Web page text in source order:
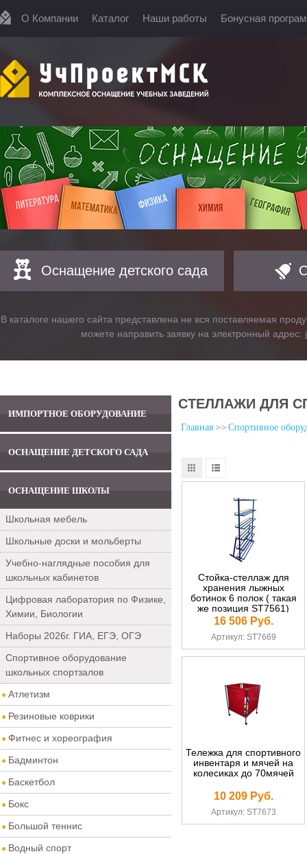
О Компании Каталог Наши работы Бонусная
Оснащение детского сада
В каталоге нашего сайта представлена не вся поставляемая
можете направить заявку на электронный адрес:
ИМПОРТНОЕ ОБОРУДОВАНИЕ
ОСНАЩЕНИЕ ДЕТСКОГО САДА
ОСНАЩЕНИЕ ШКОЛЫ
Школьная мебель
Школьные доски и мольберты
Учебно-наглядные пособия для
школьных кабинетов
Цифровая лаборатория по Физике,
Химии, Биологии
Наборы 2026г. ГИА, ЕГЭ, ОГЭ
Спортивное оборудование
школьных спортзалов
Атлетизм
Резиновые коврики
Фитнес и хореография
Бадминтон
Баскетбол
Бокс
Большой теннис
Водный спорт
СТЕЛЛАЖИ ДЛЯ
Главная Спортивное
Стойка-стеллаж для
хранения лыжных
ботинок 6 полок ( такая
же позиция ST7561)
16 506 Руб.
Артикул: ST7669
Тележка для спортивного
инвентаря и мячей на
колесиках до 70мячей
10 209 Руб.
Артикул: ST7673